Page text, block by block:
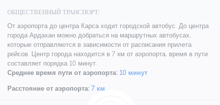
ОБЩЕСТВЕННЫЙ ТРАНСПОРТ:
От аэропорта до центра Карса ходит городской автобус. До центра
города Ардахан можно добраться на маршрутных автобусах,
которые отправляются в зависимости от расписания прилета
рейсов. Центр города находится в 7 км от аэропорта, время в пути
составляет порядка 10 минут.
Среднее время пути от аэропорта: 10 минут
Расстояние от аэропорта: 7 км